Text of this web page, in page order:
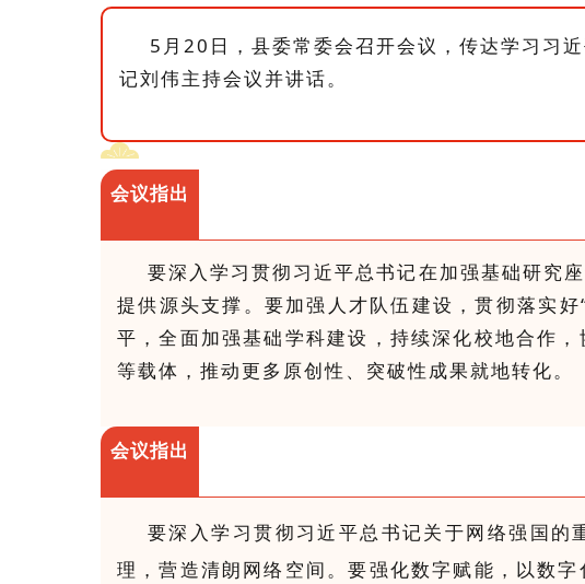
5月20日，县委常委会召开会议，传达学习习
记刘伟主持会议并讲话。
会议指出
要深入学习贯彻习近平总书记在加强基础研究
提供源头支撑。要加强人才队伍建设，贯彻落实
平，全面加强基础学科建设，持续深化校地合作
等载体，推动更多原创性、突破性成果就地转化。
会议指出
要深入学习贯彻习近平总书记关于网络强国
理，营造清朗网络空间。要强化数字赋能，以数字